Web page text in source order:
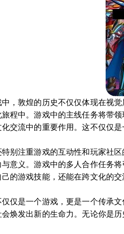
，敦煌的历史不仅仅体现在视
旅程中。游戏中的主线任务将带
交流中的重要作用。这不仅仅
特别注重游戏的互动性和玩家社
意义。游戏中的多人合作任务
的游戏技能，还能在跨文化的交
仅仅是一个游戏，更是一个传承
会焕发出新的生命力。无论你是